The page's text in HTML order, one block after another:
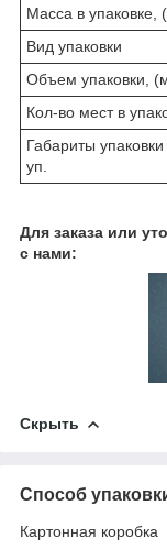
Масса в упаковке,
Вид упаковки
Объем упаковки,
Кол-во мест в
Габариты
уп.
Для заказа или
с нами:
Скрыть
Способ
Картонная коробка